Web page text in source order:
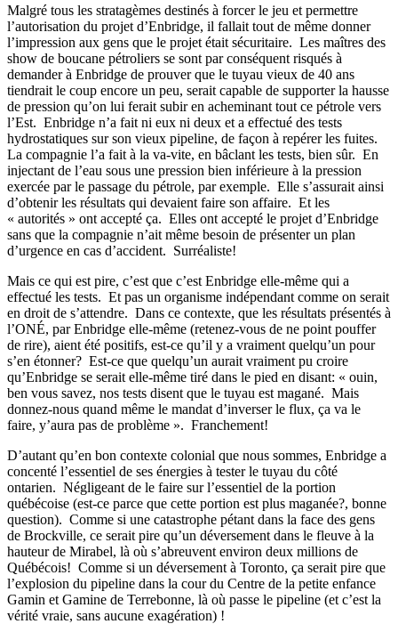
Malgré tous les stratagèmes destinés à forcer le jeu et permettre
l’autorisation du projet d’Enbridge, il fallait tout de même donner
l’impression aux gens que le projet était sécuritaire. Les maîtres des
show de boucane pétroliers se sont par conséquent risqués à
demander à Enbridge de prouver que le tuyau vieux de 40 ans
tiendrait le coup encore un peu, serait capable de supporter la hausse
de pression qu’on lui ferait subir en acheminant tout ce pétrole vers
l’Est. Enbridge n’a fait ni eux ni deux et a effectué des tests
hydrostatiques sur son vieux pipeline, de façon à repérer les fuites.
La compagnie l’a fait à la va-vite, en bâclant les tests, bien sûr. En
injectant de l’eau sous une pression bien inférieure à la pression
exercée par le passage du pétrole, par exemple. Elle s’assurait ainsi
d’obtenir les résultats qui devaient faire son affaire. Et les
« autorités » ont accepté ça. Elles ont accepté le projet d’Enbridge
sans que la compagnie n’ait même besoin de présenter un plan
d’urgence en cas d’accident. Surréaliste!
Mais ce qui est pire, c’est que c’est Enbridge elle-même qui a
effectué les tests. Et pas un organisme indépendant comme on serait
en droit de s’attendre. Dans ce contexte, que les résultats présentés à
l’ONÉ, par Enbridge elle-même (retenez-vous de ne point pouffer
de rire), aient été positifs, est-ce qu’il y a vraiment quelqu’un pour
s’en étonner? Est-ce que quelqu’un aurait vraiment pu croire
qu’Enbridge se serait elle-même tiré dans le pied en disant: « ouin,
ben vous savez, nos tests disent que le tuyau est magané. Mais
donnez-nous quand même le mandat d’inverser le flux, ça va le
faire, y’aura pas de problème ». Franchement!
D’autant qu’en bon contexte colonial que nous sommes, Enbridge a
concenté l’essentiel de ses énergies à tester le tuyau du côté
ontarien. Négligeant de le faire sur l’essentiel de la portion
québécoise (est-ce parce que cette portion est plus maganée?, bonne
question). Comme si une catastrophe pétant dans la face des gens
de Brockville, ce serait pire qu’un déversement dans le fleuve à la
hauteur de Mirabel, là où s’abreuvent environ deux millions de
Québécois! Comme si un déversement à Toronto, ça serait pire que
l’explosion du pipeline dans la cour du Centre de la petite enfance
Gamin et Gamine de Terrebonne, là où passe le pipeline (et c’est la
vérité vraie, sans aucune exagération) !